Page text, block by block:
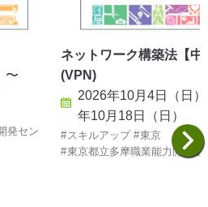
〜
発セン
ネットワーク構築法【中
(VPN)
2026年10月4日（日
年10月18日（日）
スキルアップ
東京
東京都立多摩職業能力開発セ